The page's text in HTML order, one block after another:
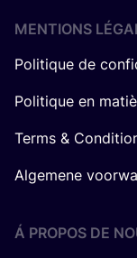
MENTIONS
Politique de
Politique en
Terms &
Algemene
Á PROPOS DE